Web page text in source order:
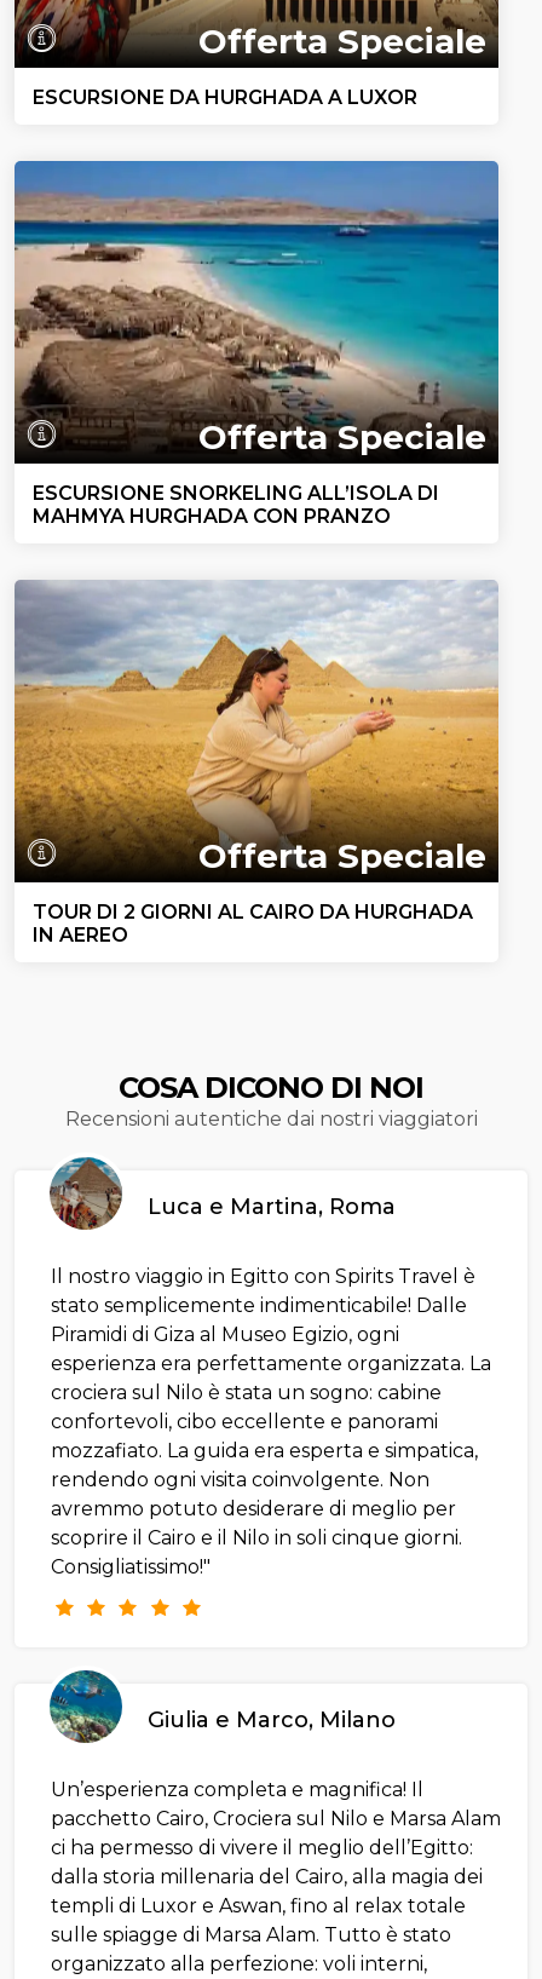
Offerta Speciale
ESCURSIONE DA HURGHADA A LUXOR
Offerta Speciale
ESCURSIONE SNORKELING ALL’ISOLA DI
MAHMYA HURGHADA CON PRANZO
Offerta Speciale
TOUR DI 2 GIORNI AL CAIRO DA HURGHADA
IN AEREO
COSA DICONO DI NOI
Recensioni autentiche dai nostri viaggiatori
Luca e Martina, Roma
Il nostro viaggio in Egitto con Spirits Travel è
stato semplicemente indimenticabile! Dalle
Piramidi di Giza al Museo Egizio, ogni
esperienza era perfettamente organizzata. La
crociera sul Nilo è stata un sogno: cabine
confortevoli, cibo eccellente e panorami
mozzafiato. La guida era esperta e simpatica,
rendendo ogni visita coinvolgente. Non
avremmo potuto desiderare di meglio per
scoprire il Cairo e il Nilo in soli cinque giorni.
Consigliatissimo!"
Giulia e Marco, Milano
Un’esperienza completa e magnifica! Il
pacchetto Cairo, Crociera sul Nilo e Marsa Alam
ci ha permesso di vivere il meglio dell’Egitto:
dalla storia millenaria del Cairo, alla magia dei
templi di Luxor e Aswan, fino al relax totale
sulle spiagge di Marsa Alam. Tutto è stato
organizzato alla perfezione: voli interni,